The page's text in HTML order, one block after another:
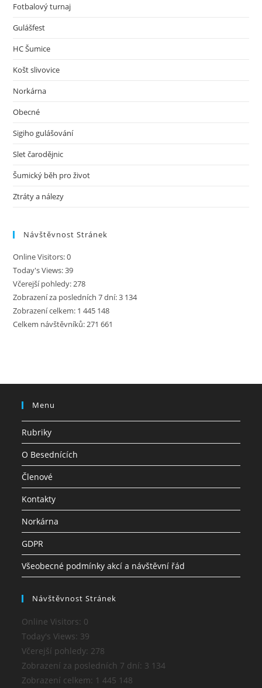
Fotbalový turnaj
Gulášfest
HC Šumice
Košt slivovice
Norkárna
Obecné
Sigiho gulášování
Slet čarodějnic
Šumický běh pro život
Ztráty a nálezy
Návštěvnost Stránek
Online Visitors:0
Today's Views:39
Včerejší pohledy:278
Zobrazení za posledních 7 dní:3 134
Zobrazení celkem: 1 445 148
Celkem návštěvníků:271 661
Menu
Rubriky
O Besednících
Členové
Kontakty
Norkárna
GDPR
Všeobecné podmínky akcí a návštěvní řád
Návštěvnost Stránek
Online Visitors: 0
Today's Views: 39
Včerejší pohledy: 278
Zobrazení za posledních 7 dní: 3 134
Zobrazení celkem: 1 445 148